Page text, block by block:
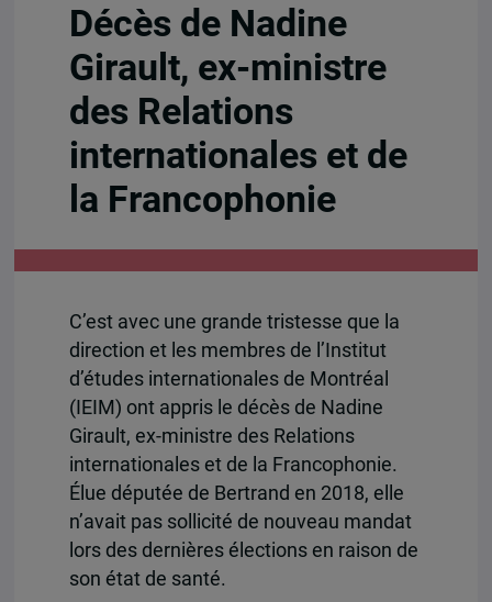
Décès de Nadine
Girault, ex-ministre
des Relations
internationales et de
la Francophonie
C’est avec une grande tristesse que la
direction et les membres de l’Institut
d’études internationales de Montréal
(IEIM) ont appris le décès de Nadine
Girault, ex-ministre des Relations
internationales et de la Francophonie.
Élue députée de Bertrand en 2018, elle
n’avait pas sollicité de nouveau mandat
lors des dernières élections en raison de
son état de santé.